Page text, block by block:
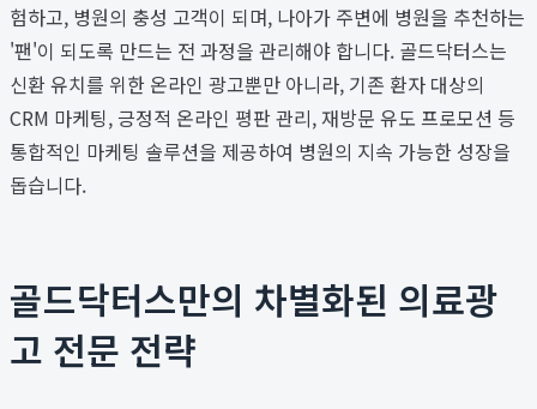
험하고, 병원의 충성 고객이 되며, 나아가 주변에 병원을 추천하는
'팬'이 되도록 만드는 전 과정을 관리해야 합니다. 골드닥터스는
신환 유치를 위한 온라인 광고뿐만 아니라, 기존 환자 대상의
CRM 마케팅, 긍정적 온라인 평판 관리, 재방문 유도 프로모션 등
통합적인 마케팅 솔루션을 제공하여 병원의 지속 가능한 성장을
돕습니다.
골드닥터스만의 차별화된 의료광
고 전문 전략